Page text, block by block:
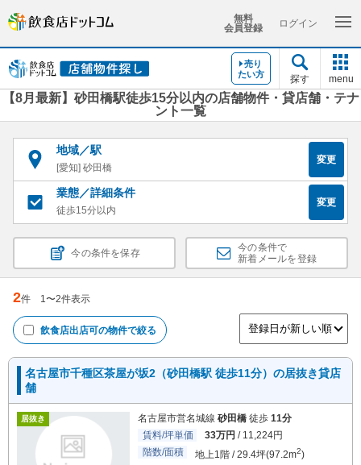
無料
会員登録
ログイン
売り
たい方
探す menu
【8月最新】砂田橋駅徒歩15分以内の店舗物件・貸店舗・テナ
ント一覧
地域／駅
[愛知] 砂田橋
変更
業態／詳細条件
徒歩15分以内
変更
今の条件を保存
今の条件で
新着メールを登録
2件 1〜2件表示
飲食店出店可の物件で絞る
名古屋市千種区茶屋が坂2（砂田橋駅 徒歩11分）の居抜き貸店
舗
居抜き 名古屋市営名城線 砂田橋 徒歩 11分
賃料/坪単価
33万円 / 11,224円
階数/面積
地上1階 / 29.4坪(97.2m2)